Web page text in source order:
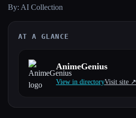
博客
所有分类
By: AI Collection
AT A GLANCE
AnimeGenius
View in directoryVisit site ↗︎